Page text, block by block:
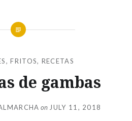
,FRITOS, RECETAS
de gambas
on JULY 11, 2018